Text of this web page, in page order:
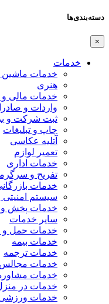
دسته‌بندی‌ها
×
خدمات
خدمات ماشین
هنری
خدمات مالی و
واردات و
ثبت شرکت و
چاپ و تبلیغات
آتلیه عکاسی
تعمیر لوازم
خدمات اداری
تفریح و
خدمات
سیستم
خدمات پخش و
سایر خدمات
خدمات حمل و
خدمات بیمه
خدمات ترجمه
خدمات مجالس
خدمات
خدمات در
خدمات